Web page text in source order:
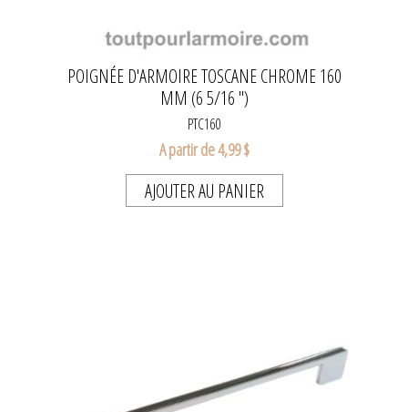
POIGNÉE D'ARMOIRE TOSCANE CHROME 160
MM (6 5/16 ")
PTC160
A partir de 4,99 $
AJOUTER AU PANIER